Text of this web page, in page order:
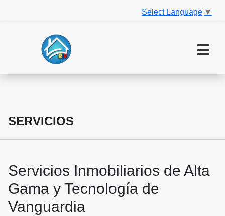
Select Language ▼
SERVICIOS
Servicios Inmobiliarios de Alta
Gama y Tecnología de
Vanguardia